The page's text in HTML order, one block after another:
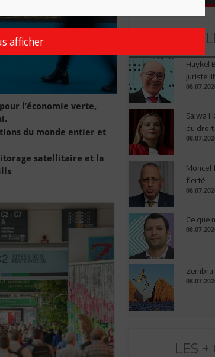
l’économie verte,
du monde entier et
satellitaire et la
Haykel
juriste
Salwa
du droit
Moncef
fierté
Ce que
LES
afficher